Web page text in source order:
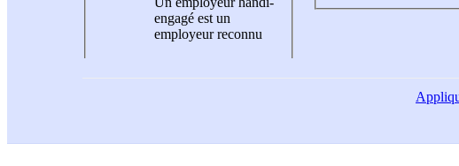
engagé est un
employeur reconnu